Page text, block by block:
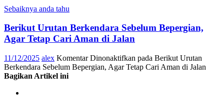
Sebaiknya anda tahu
Berikut Urutan Berkendara Sebelum Bepergian,
Agar Tetap Cari Aman di Jalan
11/12/2025 alex Komentar Dinonaktifkan pada Berikut Urutan
Berkendara Sebelum Bepergian, Agar Tetap Cari Aman di Jalan
Bagikan Artikel ini